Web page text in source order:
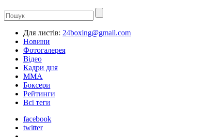
Для листів: 24boxing@gmail.com
Новини
Фотогалерея
Відео
Кадри дня
ММА
Боксери
Рейтинги
Всі теги
facebook
twitter